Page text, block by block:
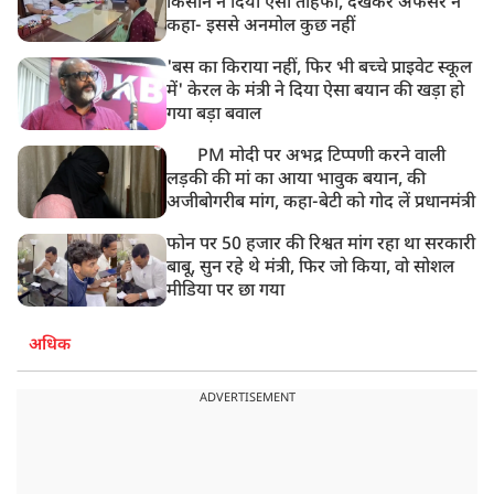
कहा- इससे अनमोल कुछ नहीं
'बस का किराया नहीं, फिर भी बच्चे प्राइवेट स्कूल
में' केरल के मंत्री ने दिया ऐसा बयान की खड़ा हो
गया बड़ा बवाल
PM मोदी पर अभद्र टिप्पणी करने वाली
लड़की की मां का आया भावुक बयान, की
अजीबोगरीब मांग, कहा-बेटी को गोद लें प्रधानमंत्री
फोन पर 50 हजार की रिश्वत मांग रहा था सरकारी
बाबू, सुन रहे थे मंत्री, फिर जो किया, वो सोशल
मीडिया पर छा गया
अधिक
ADVERTISEMENT